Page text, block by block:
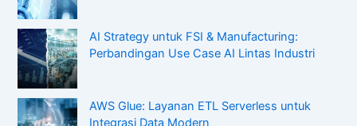
AI Strategy untuk FSI & Manufacturing:
Perbandingan Use Case AI Lintas Industri
AWS Glue: Layanan ETL Serverless untuk
Integrasi Data Modern